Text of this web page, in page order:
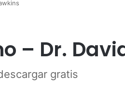
– Dr.
gratis